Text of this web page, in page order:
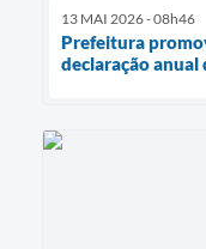
13 MAI 2026 - 08h46
Prefeitura
declaração anual